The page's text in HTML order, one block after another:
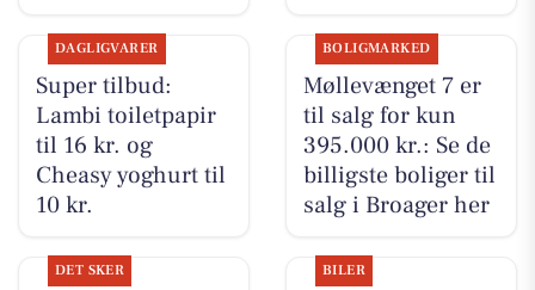
DAGLIGVARER
Super tilbud:
Lambi toiletpapir
til 16 kr. og
Cheasy yoghurt til
10 kr.
BOLIGMARKED
Møllevænget 7 er
til salg for kun
395.000 kr.: Se de
billigste boliger til
salg i Broager her
DET SKER BILER